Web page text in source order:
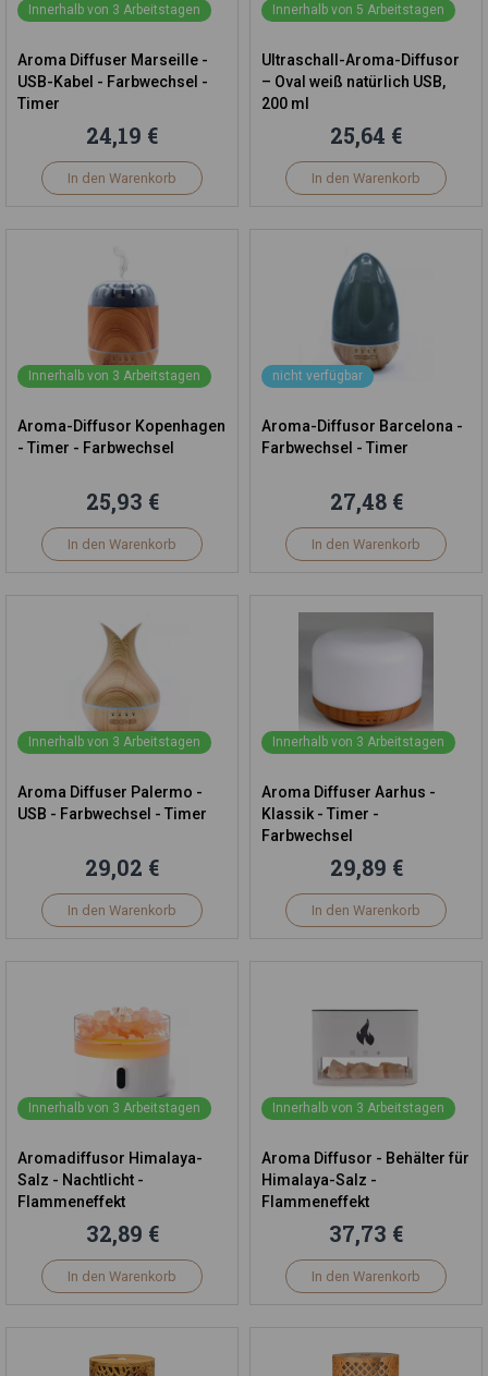
Innerhalb von 3 Arbeitstagen
Aroma Diffuser Marseille -
USB-Kabel - Farbwechsel -
Timer
24,19 €
In den Warenkorb
Innerhalb von 5 Arbeitstagen
Ultraschall-Aroma-Diffusor
– Oval weiß natürlich USB,
200 ml
25,64 €
In den Warenkorb
Innerhalb von 3 Arbeitstagen
Aroma-Diffusor Kopenhagen
- Timer - Farbwechsel
25,93 €
In den Warenkorb
nicht verfügbar
Aroma-Diffusor Barcelona -
Farbwechsel - Timer
27,48 €
In den Warenkorb
Innerhalb von 3 Arbeitstagen
Aroma Diffuser Palermo -
USB - Farbwechsel - Timer
29,02 €
In den Warenkorb
Innerhalb von 3 Arbeitstagen
Aroma Diffuser Aarhus -
Klassik - Timer -
Farbwechsel
29,89 €
In den Warenkorb
Innerhalb von 3 Arbeitstagen
Aromadiffusor Himalaya-
Salz - Nachtlicht -
Flammeneffekt
32,89 €
In den Warenkorb
Innerhalb von 3 Arbeitstagen
Aroma Diffusor - Behälter für
Himalaya-Salz -
Flammeneffekt
37,73 €
In den Warenkorb